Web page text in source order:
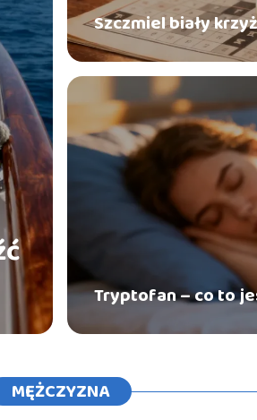
Szczmiel biały
Tryptofan – co to
MĘŻCZYZNA